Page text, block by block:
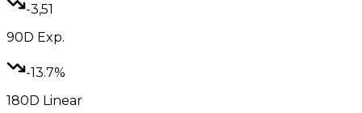
-3,51
90D Exp.
-13.7%
180D Linear